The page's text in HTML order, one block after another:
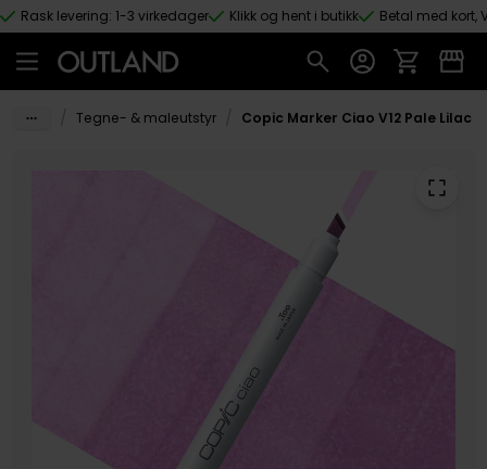
Hopp til hovedinnhold
Rask levering: 1-3 virkedager Klikk og hent i butikk Betal med kort,
Tegne- & maleutstyr Copic Marker Ciao V12 Pale Lilac